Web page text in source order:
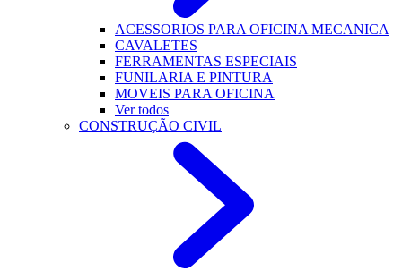
ACESSORIOS PARA OFICINA MECANICA
CAVALETES
FERRAMENTAS ESPECIAIS
FUNILARIA E PINTURA
MOVEIS PARA OFICINA
Ver todos
CONSTRUÇÃO CIVIL